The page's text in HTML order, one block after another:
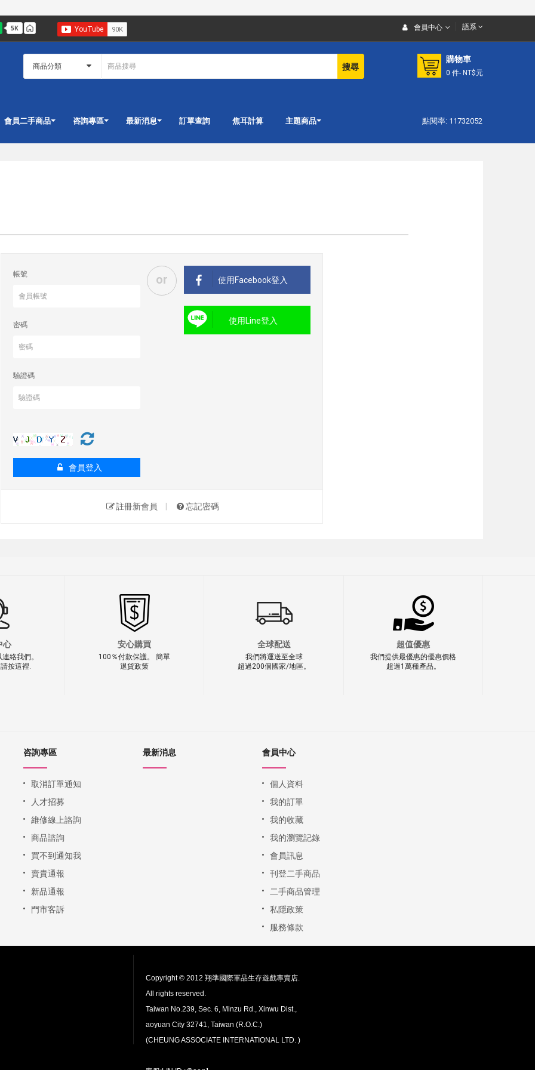
會員中心 語系
搜尋
購物車
0 件- NT$元
會員二手商品 咨詢專區 最新消息 訂單查詢 焦耳計算 主題商品 點閱率: 11732052
帳號
密碼
驗證碼
會員登入
or 使用Facebook登入
使用Line登入
註冊新會員 忘記密碼
心
絡我們。
按這裡.
安心購買
100％付款保護。 簡單
退貨政策
全球配送
我們將運送至全球
超過200個國家/地區。
超值優惠
我們提供最優惠的優惠價格
超過1萬種產品。
咨詢專區
取消訂單通知
人才招募
維修線上詻詢
商品諮詢
買不到通知我
賣貴通報
新品通報
門市客訴
最新消息 會員中心
個人資料
我的訂單
我的收藏
我的瀏覽記錄
會員訊息
刊登二手商品
二手商品管理
私隱政策
服務條款
Copyright © 2012 翔準國際軍品生存遊戲專賣店.
All rights reserved.
Taiwan No.239, Sec. 6, Minzu Rd., Xinwu Dist.,
aoyuan City 32741, Taiwan (R.O.C.)
(CHEUNG ASSOCIATE INTERNATIONAL LTD. )